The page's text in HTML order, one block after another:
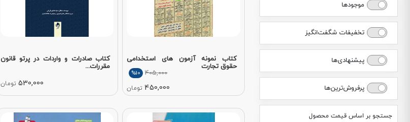
موجودها
تخفیفات شگفت‌انگیز
پیشنهادی‌ها
پرفروش‌ترین‌ها
جستجو بر اساس قیمت محصول
کتاب نمونه آزمون های استخدامی
حقوق تجارت
405,000
%10
450,000 تومان
کتاب صادرات و واردات در پرتو قانون
مقررات...
530,000 تومان